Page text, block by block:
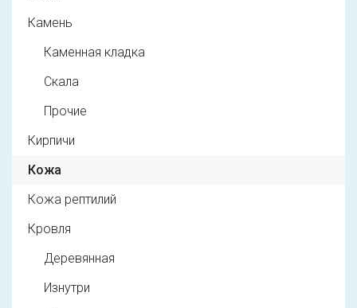
Камень
Каменная кладка
Скала
Прочие
Кирпичи
Кожа
Кожа рептилий
Кровля
Деревянная
Изнутри